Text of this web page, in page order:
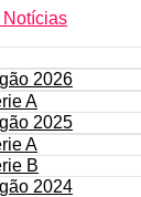
2026
A
2025
A
B
2024